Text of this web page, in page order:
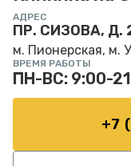
АДРЕС
ПР. СИЗОВА, Д.
м. Пионерская, м.
ВРЕМЯ РАБОТЫ
ПН-ВС: 9:00-
+7